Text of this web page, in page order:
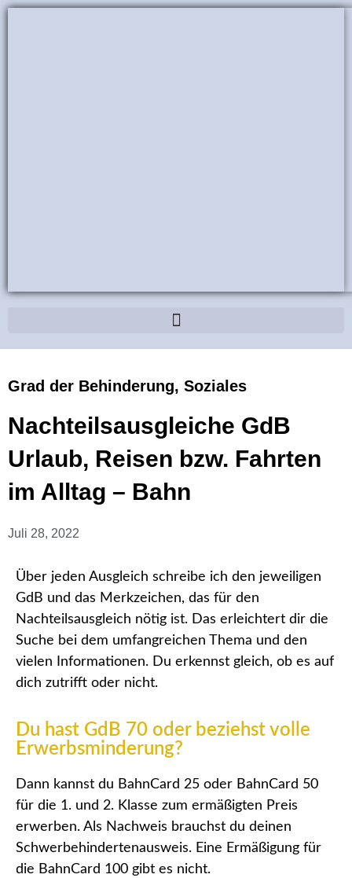
Grad der Behinderung, Soziales
Nachteilsausgleiche GdB
Urlaub, Reisen bzw. Fahrten
im Alltag – Bahn
Juli 28, 2022
Über jeden Ausgleich schreibe ich den jeweiligen
GdB und das Merkzeichen, das für den
Nachteilsausgleich nötig ist. Das erleichtert dir die
Suche bei dem umfangreichen Thema und den
vielen Informationen. Du erkennst gleich, ob es auf
dich zutrifft oder nicht.
Du hast GdB 70 oder beziehst volle
Erwerbsminderung?
Dann kannst du BahnCard 25 oder BahnCard 50
für die 1. und 2. Klasse zum ermäßigten Preis
erwerben. Als Nachweis brauchst du deinen
Schwerbehindertenausweis. Eine Ermäßigung für
die BahnCard 100 gibt es nicht.